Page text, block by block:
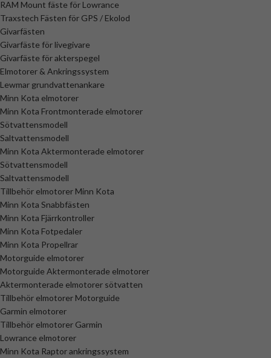
RAM Mount fäste för Lowrance
Traxstech Fästen för GPS / Ekolod
Givarfästen
Givarfäste för livegivare
Givarfäste för akterspegel
Elmotorer & Ankringssystem
Lewmar grundvattenankare
Minn Kota elmotorer
Minn Kota Frontmonterade elmotorer
Sötvattensmodell
Saltvattensmodell
Minn Kota Aktermonterade elmotorer
Sötvattensmodell
Saltvattensmodell
Tillbehör elmotorer Minn Kota
Minn Kota Snabbfästen
Minn Kota Fjärrkontroller
Minn Kota Fotpedaler
Minn Kota Propellrar
Motorguide elmotorer
Motorguide Aktermonterade elmotorer
Aktermonterade elmotorer sötvatten
Tillbehör elmotorer Motorguide
Garmin elmotorer
Tillbehör elmotorer Garmin
Lowrance elmotorer
Minn Kota Raptor ankringssystem